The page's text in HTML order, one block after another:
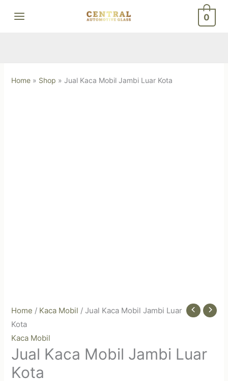
0
Home» Shop » Jual Kaca Mobil Jambi Luar Kota
Home / Kaca Mobil / Jual Kaca Mobil Jambi Luar
Kota
Kaca Mobil
Jual Kaca Mobil Jambi Luar
Kota